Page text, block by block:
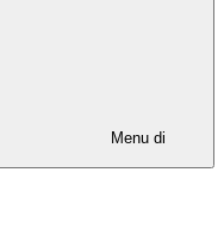
Menu di